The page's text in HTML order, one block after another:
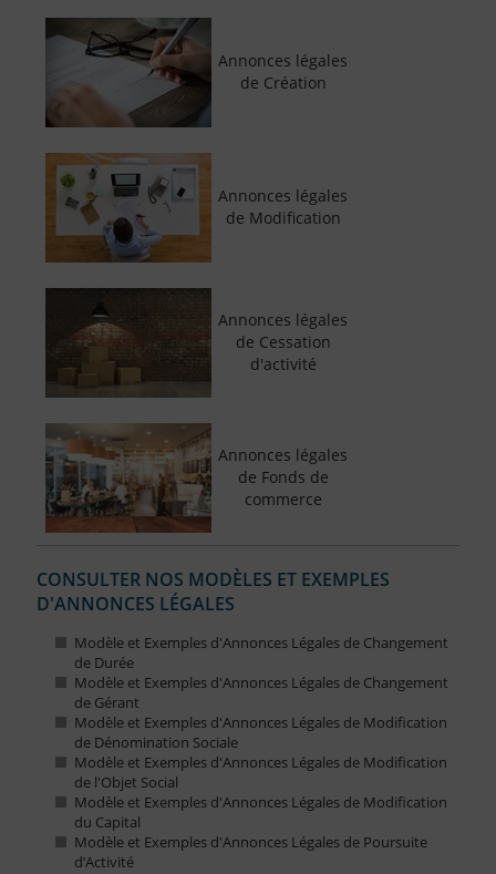
Annonces légales
de Création
Annonces légales
de Modification
Annonces légales
de Cessation
d'activité
Annonces légales
de Fonds de
commerce
CONSULTER NOS MODÈLES ET EXEMPLES
D'ANNONCES LÉGALES
Modèle et Exemples d'Annonces Légales de Changement
de Durée
Modèle et Exemples d'Annonces Légales de Changement
de Gérant
Modèle et Exemples d'Annonces Légales de Modification
de Dénomination Sociale
Modèle et Exemples d'Annonces Légales de Modification
de l'Objet Social
Modèle et Exemples d'Annonces Légales de Modification
du Capital
Modèle et Exemples d'Annonces Légales de Poursuite
d’Activité